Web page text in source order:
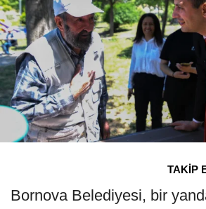
TAKİP
Bornova Belediyesi, bir